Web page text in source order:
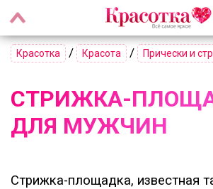
Красотка / Красота / Прически и
СТРИЖКА-
ДЛЯ МУЖЧИН
Стрижка-площадка, известная